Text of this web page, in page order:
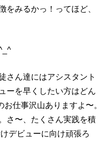
をみるかっ！ってほど、
さん達にはアシスタント
ーを早くしたい方はどん
仕事沢山ありますよ〜。
さ〜、たくさん実践を積
デビューに向け頑張ろ